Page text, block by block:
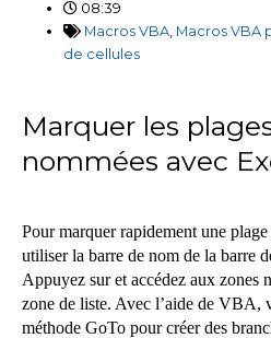
08:39
Macros VBA, Macros VBA
de cellules
Marquer les
nommées avec
Pour marquer rapidement une
utiliser la barre de nom de la barre
Appuyez sur et accédez aux zones
zone de liste. Avec l’aide de VBA,
méthode GoTo pour créer des